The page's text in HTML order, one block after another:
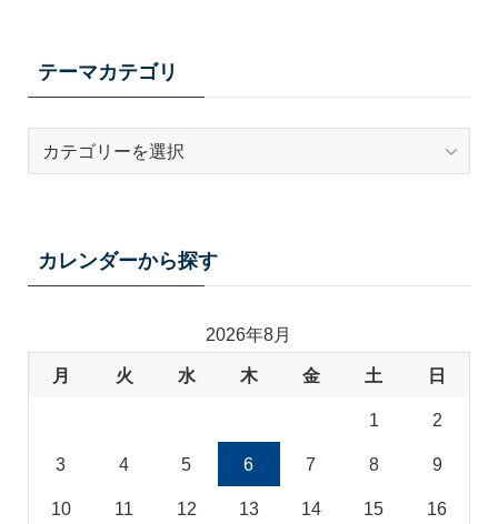
テーマカテゴリ
カレンダーから探す
2026年8月
月 火 水 木 金 土 日
1 2
3 4 5 6 7 8 9
10 11 12 13 14 15 16